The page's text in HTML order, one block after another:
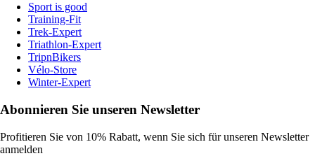
Sport is good
Training-Fit
Trek-Expert
Triathlon-Expert
TripnBikers
Vélo-Store
Winter-Expert
Abonnieren Sie unseren Newsletter
Profitieren Sie von 10% Rabatt, wenn Sie sich für unseren Newsletter
anmelden